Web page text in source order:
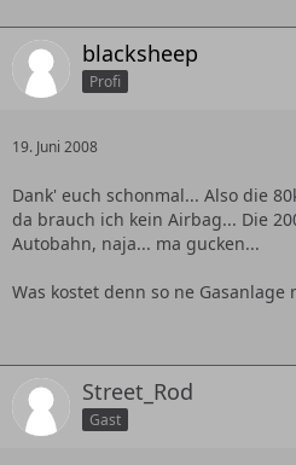
blacksheep
Profi
19. Juni 2008
Dank' euch schonmal... Also die
da brauch ich kein Airbag... Die
Autobahn, naja... ma gucken...
Was kostet denn so ne
Street_Rod
Gast